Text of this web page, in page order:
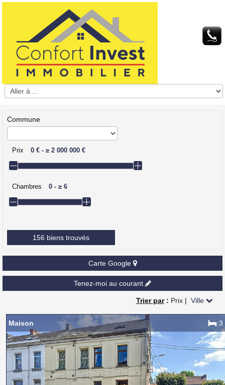
Commune
Prix 0 € -≥ 2 000 000 €
Chambres 0 -≥ 6
156 biens trouvés
Carte Google
Tenez-moi au courant
Trier par: Prix| Ville
Maison 3